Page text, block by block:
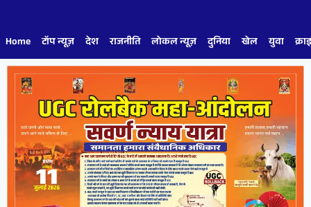
Home टॉप न्यूज़ देश राजनीति लोकल न्यूज़ दुनिया खेल युवा